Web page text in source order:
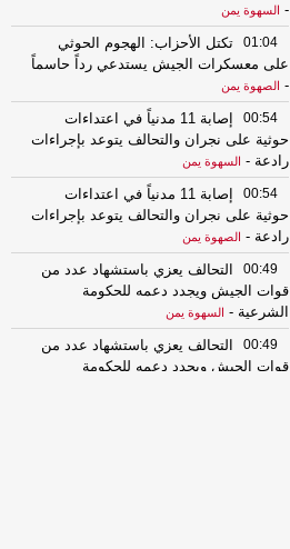
-
السهوة يمن
01:04
تكتل الأحزاب: الهجوم الحوثي
على معسكرات الجيش يستدعي رداً حاسماً
-
الصهوة يمن
00:54
إصابة 11 مدنياً في اعتداءات
حوثية على نجران والتحالف يتوعد بإجراءات
رادعة - السهوة يمن
00:54
إصابة 11 مدنياً في اعتداءات
حوثية على نجران والتحالف يتوعد بإجراءات
رادعة - الصهوة يمن
00:49
التحالف يعزي باستشهاد عدد من
قوات الجيش ويجدد دعمه للحكومة
الشرعية - السهوة يمن
00:49
التحالف يعزي باستشهاد عدد من
قوات الجيش ويجدد دعمه للحكومة